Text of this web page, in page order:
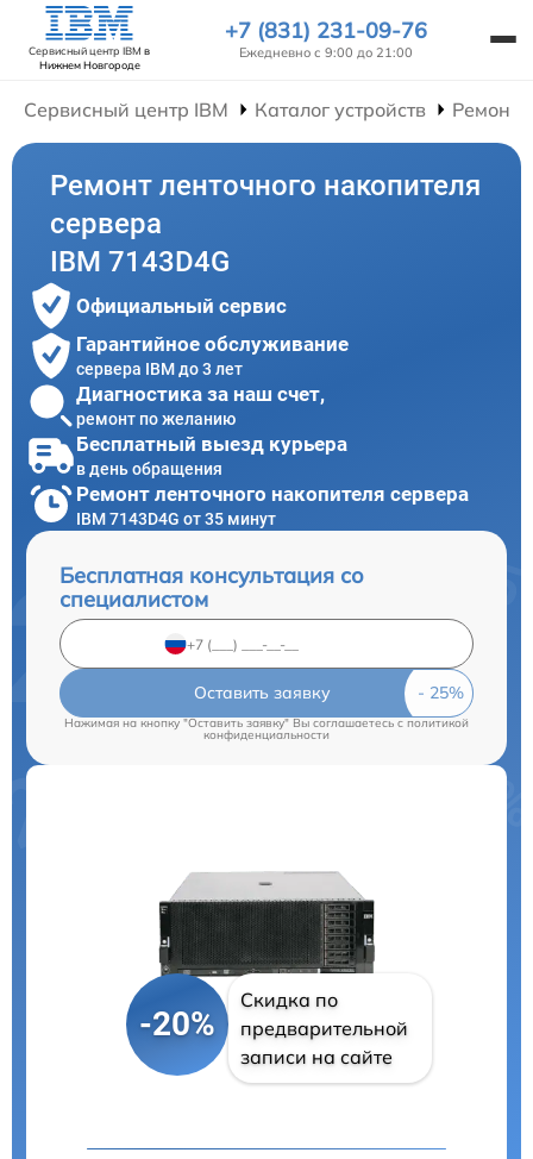
Сервисный центр IBM в
Нижнем Новгороде
+7 (831) 231-09-76
Ежедневно с 9:00 до 21:00
Сервисный центр IBM Каталог устройств Ремонт
Ремонт ленточного накопителя
сервера
IBM 7143D4G
Официальный сервис
Гарантийное обслуживание
сервера IBM до 3 лет
Диагностика за наш счет,
ремонт по желанию
Бесплатный выезд курьера
в день обращения
Ремонт ленточного накопителя сервера
IBM 7143D4G от 35 минут
Бесплатная консультация со
специалистом
Оставить заявку
Нажимая на кнопку "Оставить заявку" Вы соглашаетесь c политикой
конфиденциальности
-20%
Скидка по
предварительной
записи на сайте